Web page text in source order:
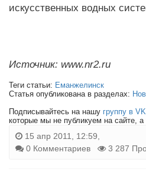
искусственных водных
Источник: www.nr2.ru
Теги статьи: Еманжелинск
Статья опубликована в разделах:
Подписывайтесь на нашу группу в VK
которые мы не публикуем на сайте, а
15 апр 2011, 12:59,
0 Комментариев
3 287